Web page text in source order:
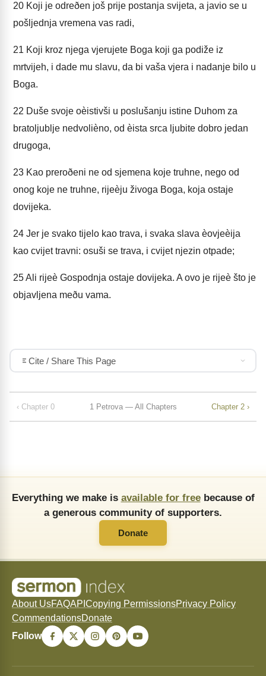
20 Koji je odreðen još prije postanja svijeta, a javio se u
pošljednja vremena vas radi,
21 Koji kroz njega vjerujete Boga koji ga podiže iz
mrtvijeh, i dade mu slavu, da bi vaša vjera i nadanje bilo u
Boga.
22 Duše svoje oèistivši u poslušanju istine Duhom za
bratoljublje nedvolièno, od èista srca ljubite dobro jedan
drugoga,
23 Kao preroðeni ne od sjemena koje truhne, nego od
onog koje ne truhne, rijeèju živoga Boga, koja ostaje
dovijeka.
24 Jer je svako tijelo kao trava, i svaka slava èovjeèija
kao cvijet travni: osuši se trava, i cvijet njezin otpade;
25Ali rijeè Gospodnja ostaje dovijeka. A ovo je rijeè što je
objavljena meðu vama.
Cite / Share This Page
‹ Chapter 0 1 Petrova — All Chapters Chapter 2 ›
Everything we make is available for freebecause of
a generous community of supporters.
Donate
About UsFAQAPI Copying PermissionsPrivacy Policy
CommendationsDonate
Follow